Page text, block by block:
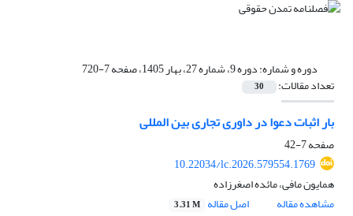
دوره و شماره:دوره 9، شماره 27، بهار 1405، صفحه 7-720
تعداد مقالات: 30
بار اثبات دعوا در داوری تجاری بین المللی
صفحه7-42
10.22034/lc.2026.579554.1769
همایون مافی، مائده اصغرزاده
مشاهده مقاله
اصل مقاله 3.31 M